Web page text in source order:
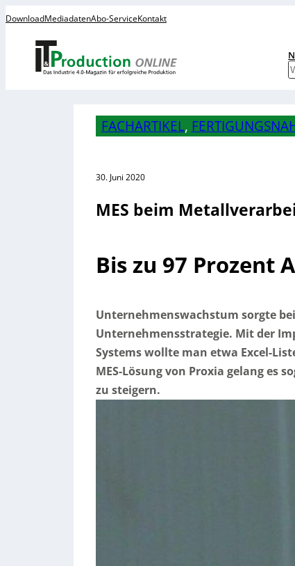
DownloadMediadatenAbo-ServiceKontakt
S
h
e
FACHARTIKEL,
30. Juni 2020
MES beim
Bis zu 97 Prozent
Unternehmenswachstum sorgte
Unternehmensstrategie. Mit der
Systems wollte man etwa Excel-
MES-Lösung von Proxia gelang es
zu steigern.